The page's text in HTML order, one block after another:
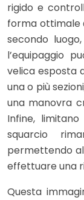
rigido e
forma ottimale
secondo
l’equipaggio
velica esposta
una o più
una manovra
Infine,
squarcio
permettendo
effettuare una
Questa